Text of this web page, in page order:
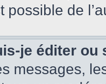
possible de
je éditer ou
messages,